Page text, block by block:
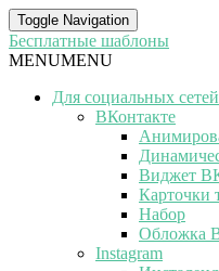
Toggle Navigation
Бесплатные шаблоны
MENUMENU
Для социальных сетей
ВКонтакте
Виджет
Карточки
Набор
Обложка
Instagram